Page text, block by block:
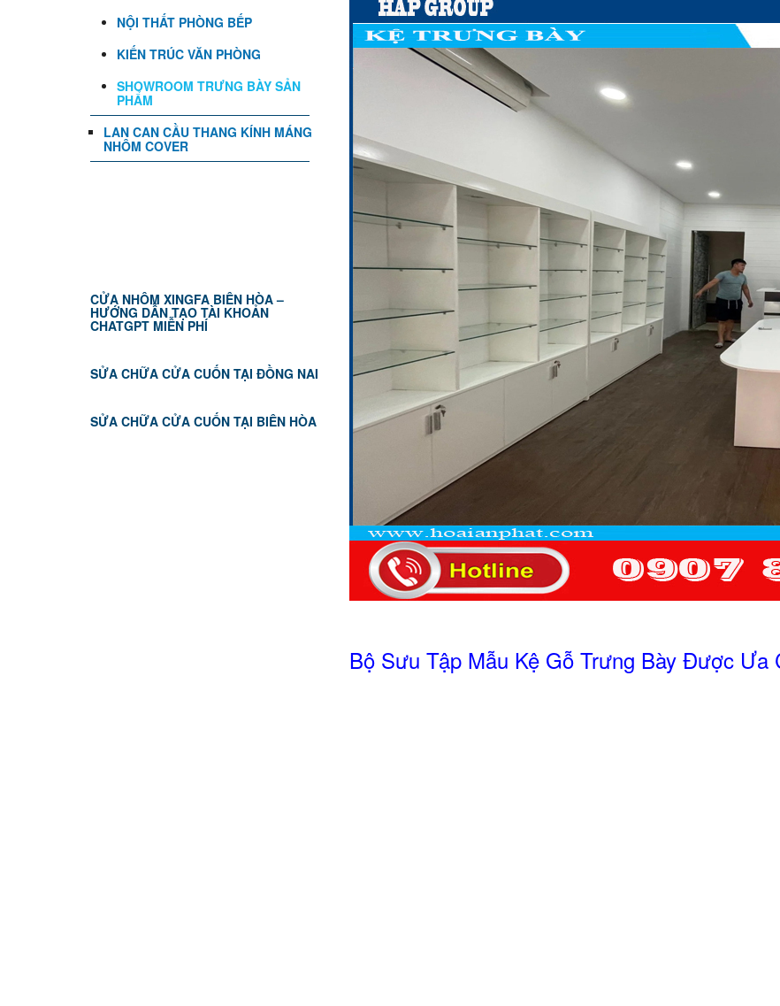
Bộ Sưu Tập Mẫu Kệ Gỗ Trưng Bày Được Ưa
NỘI THẤT PHÒNG BẾP
KIẾN TRÚC VĂN PHÒNG
SHOWROOM TRƯNG BÀY SẢN
PHẨM
LAN CAN CẦU THANG KÍNH MÁNG
NHÔM COVER
CỬA NHÔM XINGFA BIÊN HÒA –
HƯỚNG DẪN TẠO TÀI KHOẢN
CHATGPT MIỄN PHÍ
SỬA CHỮA CỬA CUỐN TẠI ĐỒNG NAI
SỬA CHỮA CỬA CUỐN TẠI BIÊN HÒA